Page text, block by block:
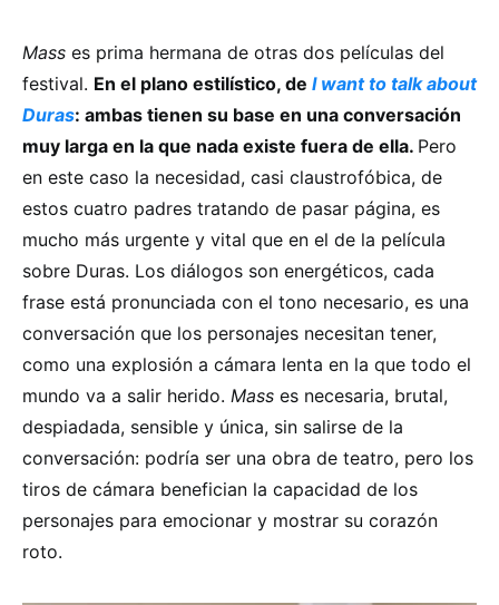
Mass es prima hermana de otras dos películas del
festival. En el plano estilístico, de I want to talk about
Duras: ambas tienen su base en una conversación
muy larga en la que nada existe fuera de ella. Pero
en este caso la necesidad, casi claustrofóbica, de
estos cuatro padres tratando de pasar página, es
mucho más urgente y vital que en el de la película
sobre Duras. Los diálogos son energéticos, cada
frase está pronunciada con el tono necesario, es una
conversación que los personajes necesitan tener,
como una explosión a cámara lenta en la que todo el
mundo va a salir herido. Mass es necesaria, brutal,
despiadada, sensible y única, sin salirse de la
conversación: podría ser una obra de teatro, pero los
tiros de cámara benefician la capacidad de los
personajes para emocionar y mostrar su corazón
roto.